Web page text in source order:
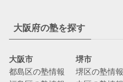
大阪府の塾を探す
大阪市
都島区の塾情報
堺市
堺区の塾情報